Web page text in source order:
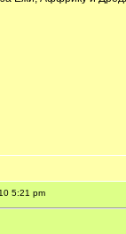
5:21 pm